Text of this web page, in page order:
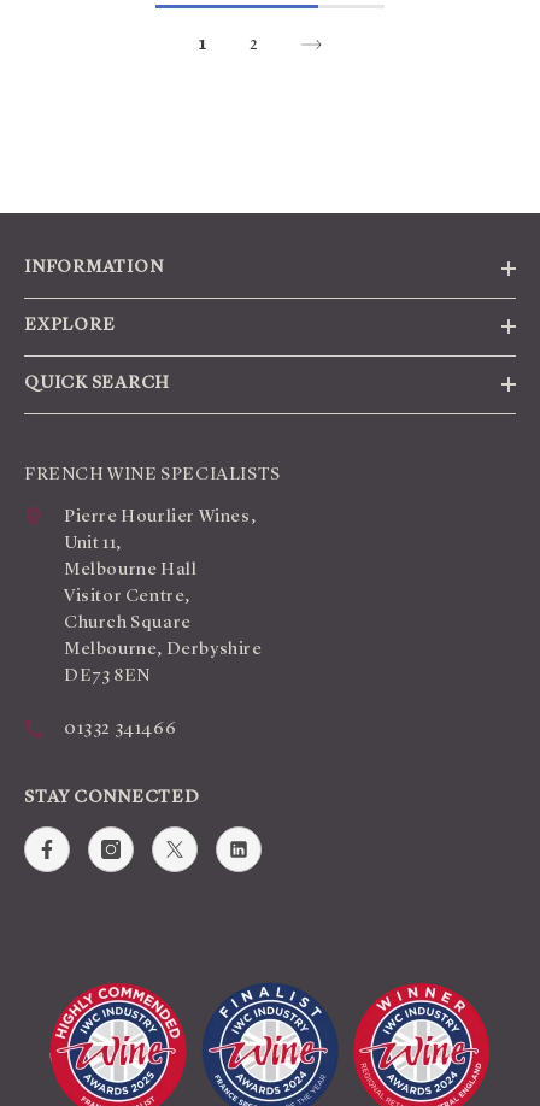
1 2
INFORMATION
EXPLORE
QUICK SEARCH
FRENCH WINE SPECIALISTS
Pierre Hourlier Wines,
Unit 11,
Melbourne Hall
Visitor Centre,
Church Square
Melbourne, Derbyshire
DE73 8EN
01332 341466
STAY CONNECTED